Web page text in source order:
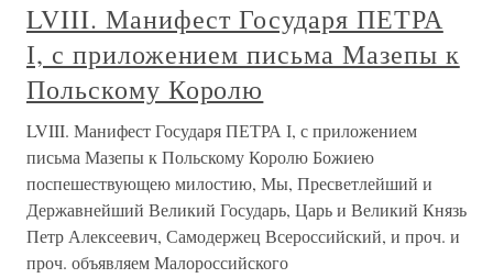
LVIII. Манифест Государя ПЕТРА
І, с приложением письма Мазепы к
Польскому Королю
LVIII. Манифест Государя ПЕТРА І, с приложением
письма Мазепы к Польскому Королю Божиею
поспешествующею милостию, Мы, Пресветлейший и
Державнейший Великий Государь, Царь и Великий Князь
Петр Алексеевич, Самодержец Всероссийский, и проч. и
проч. объявляем Малороссийского